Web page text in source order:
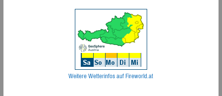
Weitere Wetterinfos auf Fireworld.at